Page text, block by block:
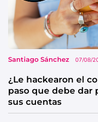
Santiago Sánchez 07/08/
¿Le hackearon el
paso que debe dar
sus cuentas